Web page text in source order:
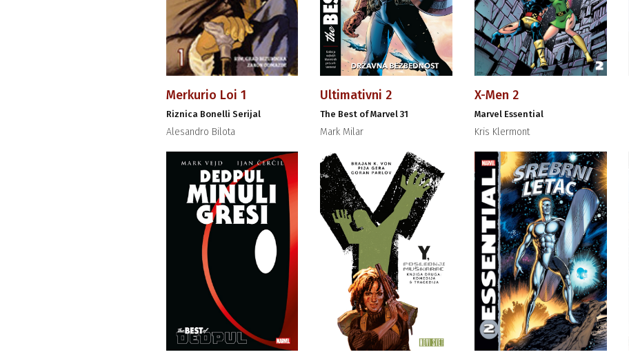
Merkurio Loi 1
Riznica Bonelli Serijal
Alesandro Bilota
Ultimativni 2
The Best of Marvel 31
Mark Milar
X-Men 2
Marvel Essential
Kris Klermont